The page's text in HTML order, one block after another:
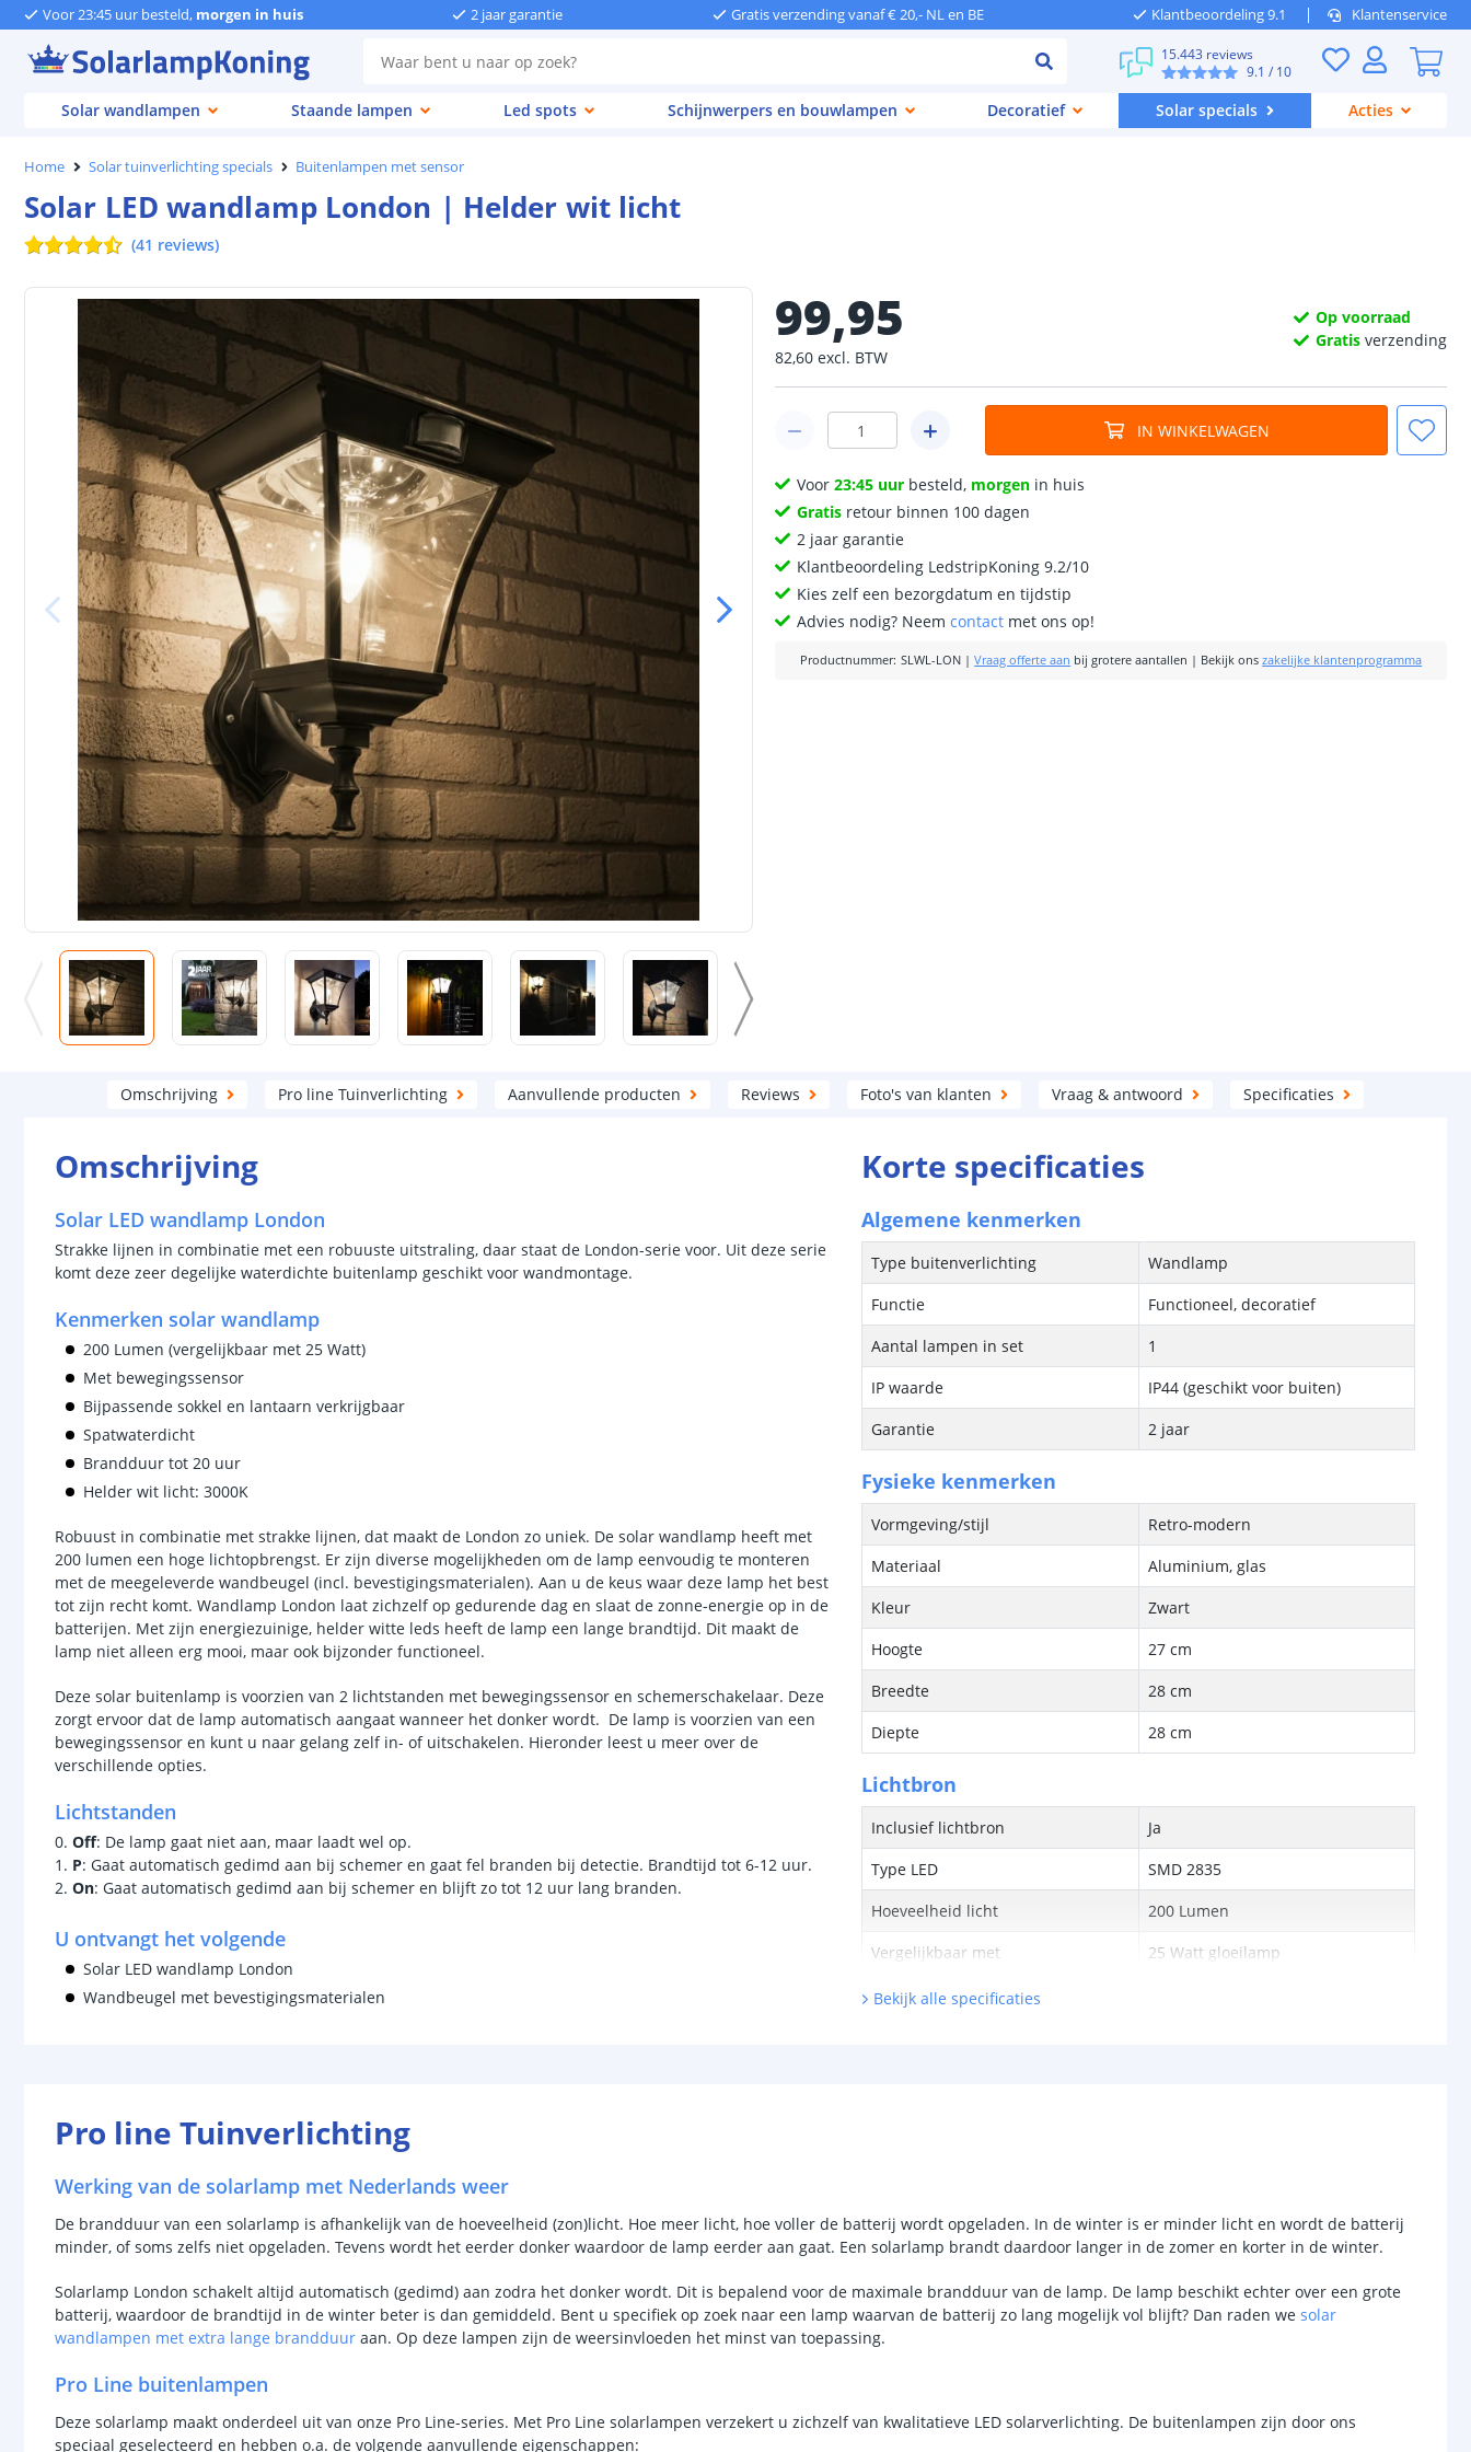
Voor 23:45 uur besteld, morgen in huis 2 jaar garantie Gratis verzending vanaf € 20,- NL en BE Klantbeoordeling 9.1 Klantenservice
15.443 reviews
9.1 / 10
Solar wandlampen Staande lampen Led spots Schijnwerpers en bouwlampen Decoratief Solar specials Acties
Home Solar tuinverlichting specials Buitenlampen met sensor
Solar LED wandlamp London | Helder wit licht
(41 reviews)
99,95
82,60 excl. BTW
Op voorraad
Gratis verzending
IN WINKELWAGEN
Voor23:45 uur besteld, morgen in huis
Gratis retour binnen 100 dagen
2 jaar garantie
Klantbeoordeling LedstripKoning 9.2/10
Kies zelf een bezorgdatum en tijdstip
Advies nodig? Neemcontact met ons op!
Productnummer: SLWL-LON |Vraag offerte aan bij grotere aantallen | Bekijk ons zakelijke klantenprogramma
Omschrijving Pro line Tuinverlichting Aanvullende producten Reviews Foto's van klanten Vraag & antwoord Specificaties
Omschrijving
Solar LED wandlamp London
Strakke lijnen in combinatie met een robuuste uitstraling, daar staat de London-serie voor. Uit deze serie
komt deze zeer degelijke waterdichte buitenlamp geschikt voor wandmontage.
Kenmerken solar wandlamp
200 Lumen (vergelijkbaar met 25 Watt)
Met bewegingssensor
Bijpassende sokkel en lantaarn verkrijgbaar
Spatwaterdicht
Brandduur tot 20 uur
Helder wit licht: 3000K
Robuust in combinatie met strakke lijnen, dat maakt de London zo uniek. De solar wandlamp heeft met
200 lumen een hoge lichtopbrengst. Er zijn diverse mogelijkheden om de lamp eenvoudig te monteren
met de meegeleverde wandbeugel (incl. bevestigingsmaterialen). Aan u de keus waar deze lamp het best
tot zijn recht komt. Wandlamp London laat zichzelf op gedurende dag en slaat de zonne-energie op in de
batterijen. Met zijn energiezuinige, helder witte leds heeft de lamp een lange brandtijd. Dit maakt de
lamp niet alleen erg mooi, maar ook bijzonder functioneel.
Deze solar buitenlamp is voorzien van 2 lichtstanden met bewegingssensor en schemerschakelaar. Deze
zorgt ervoor dat de lamp automatisch aangaat wanneer het donker wordt. De lamp is voorzien van een
bewegingssensor en kunt u naar gelang zelf in- of uitschakelen. Hieronder leest u meer over de
verschillende opties.
Lichtstanden
0. Off: De lamp gaat niet aan, maar laadt wel op.
1. P: Gaat automatisch gedimd aan bij schemer en gaat fel branden bij detectie. Brandtijd tot 6-12 uur.
2. On: Gaat automatisch gedimd aan bij schemer en blijft zo tot 12 uur lang branden.
U ontvangt het volgende
Solar LED wandlamp London
Wandbeugel met bevestigingsmaterialen
Korte specificaties
Algemene kenmerken
Type buitenverlichting
Wandlamp
Functie
Functioneel, decoratief
Aantal lampen in set
1
IP waarde
IP44 (geschikt voor buiten)
Garantie
2 jaar
Fysieke kenmerken
Vormgeving/stijl
Retro-modern
Materiaal
Aluminium, glas
Kleur
Zwart
Hoogte
27 cm
Breedte
28 cm
Diepte
28 cm
Lichtbron
Inclusief lichtbron
Ja
Type LED
SMD 2835
Hoeveelheid licht
200 Lumen
Vergelijkbaar met
25 Watt gloeilamp
Kleur licht
Uitschakeltijd
Detectieafstand (max)
-
Detectiehoek
-
Schakelaar aan/uit
Batterij
Bekijk alle specificaties
Pro line Tuinverlichting
Werking van de solarlamp met Nederlands weer
De brandduur van een solarlamp is afhankelijk van de hoeveelheid (zon)licht. Hoe meer licht, hoe voller de batterij wordt opgeladen. In de winter is er minder licht en wordt de batterij
minder, of soms zelfs niet opgeladen. Tevens wordt het eerder donker waardoor de lamp eerder aan gaat. Een solarlamp brandt daardoor langer in de zomer en korter in de winter.
Solarlamp London schakelt altijd automatisch (gedimd) aan zodra het donker wordt. Dit is bepalend voor de maximale brandduur van de lamp. De lamp beschikt echter over een grote
batterij, waardoor de brandtijd in de winter beter is dan gemiddeld. Bent u specifiek op zoek naar een lamp waarvan de batterij zo lang mogelijk vol blijft? Dan raden we solar
wandlampen met extra lange brandduur aan. Op deze lampen zijn de weersinvloeden het minst van toepassing.
Pro Line buitenlampen
Deze solarlamp maakt onderdeel uit van onze Pro Line-series. Met Pro Line solarlampen verzekert u zichzelf van kwalitatieve LED solarverlichting. De buitenlampen zijn door ons
speciaal geselecteerd en hebben o.a. de volgende aanvullende eigenschappen: